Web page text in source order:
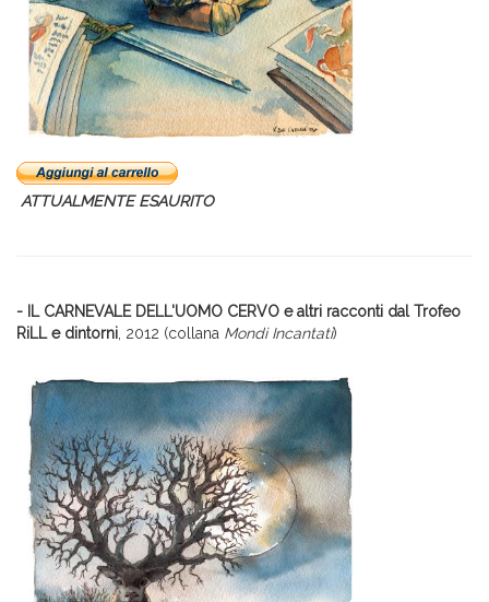
ATTUALMENTE ESAURITO
- IL CARNEVALE DELL'UOMO CERVO e altri racconti dal Trofeo
RiLL e dintorni , 2012 (collana Mondi Incantati)